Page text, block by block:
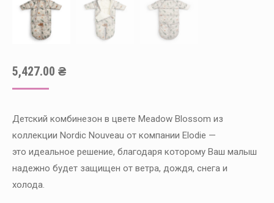
5,427.00 ₴
Детский комбинезон в цвете Meadow Blossom из
коллекции Nordic Nouveau от компании Elodie —
это идеальное решение, благодаря которому Ваш малыш
надежно будет защищен от ветра, дождя, снега и
холода.